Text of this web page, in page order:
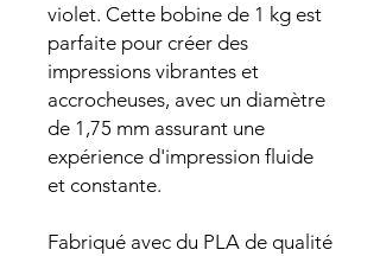
violet. Cette bobine de 1 kg est
parfaite pour créer des
impressions vibrantes et
accrocheuses, avec un diamètre
de 1,75 mm assurant une
expérience d'impression fluide
et constante.
Fabriqué avec du PLA de qualité